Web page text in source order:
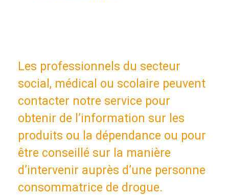
Les professionnels du secteur
social, médical ou scolaire peuvent
contacter notre service pour
obtenir de l’information sur les
produits ou la dépendance ou pour
être conseillé sur la manière
d’intervenir auprès d’une personne
consommatrice de drogue.